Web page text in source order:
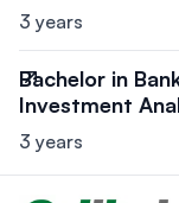
3 years
Bachelor in
Investment
3 years